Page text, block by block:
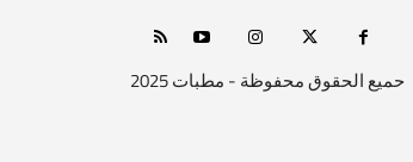
حميع الحقوق محفوظة - مطبات 2025